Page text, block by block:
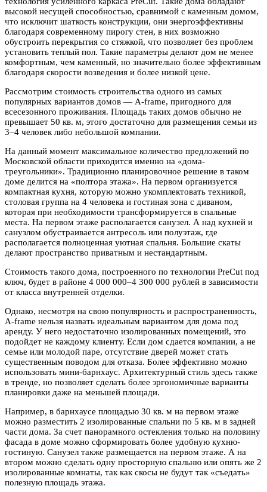
высокой несущей способностью, сравнимой с каменным домом,
что исключит шаткость конструкции, они энергоэффективны
благодаря современному пирогу стен, в них возможно
обустроить перекрытия со стяжкой, что позволяет без проблем
установить теплый пол. Такие параметры делают дом не менее
комфортным, чем каменный, но значительно более эффективным
благодаря скорости возведения и более низкой цене.
Рассмотрим стоимость строительства одного из самых
популярных вариантов домов — А-frame, пригодного для
всесезонного проживания. Площадь таких домов обычно не
превышает 50 кв. м, этого достаточно для размещения семьи из
3–4 человек либо небольшой компании.
На данный момент максимальное количество предложений по
Московской области приходится именно на «дома-
треугольники». Традиционно планировочное решение в таком
доме делится на «полтора этажа». На первом организуется
компактная кухня, которую можно укомплектовать техникой,
столовая группа на 4 человека и гостиная зона с диваном,
которая при необходимости трансформируется в спальные
места. На первом этаже располагается санузел. А над кухней и
санузлом обустраивается антресоль или полуэтаж, где
располагается полноценная уютная спальня. Большие скаты
делают пространство приватным и нестандартным.
Стоимость такого дома, построенного по технологии PreCut под
ключ, будет в районе 4 000 000–4 300 000 рублей в зависимости
от класса внутренней отделки.
Однако, несмотря на свою популярность и распространенность,
A-frame нельзя назвать идеальным вариантом для дома под
аренду. У него недостаточно изолированных помещений, это
подойдет не каждому клиенту. Если дом сдается компании, а не
семье или молодой паре, отсутствие дверей может стать
существенным поводом для отказа. Более эффективно можно
использовать мини-барнхаус. Архитектурный стиль здесь также
в тренде, но позволяет сделать более эргономичные варианты
планировки даже на меньшей площади.
Например, в барнхаусе площадью 30 кв. м на первом этаже
можно разместить 2 изолированные спальни по 5 кв. м в задней
части дома. За счет панорамного остекления только на половину
фасада в доме можно сформировать более удобную кухню-
гостиную. Санузел также размещается на первом этаже. А на
втором можно сделать одну просторную спальню или опять же 2
изолированные комнаты, так как скосы не будут так «съедать»
полезную площадь этажа.